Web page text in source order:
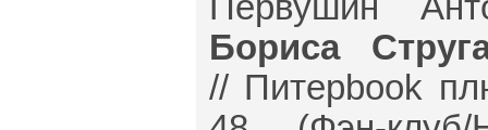
Бориса
// Питерbook